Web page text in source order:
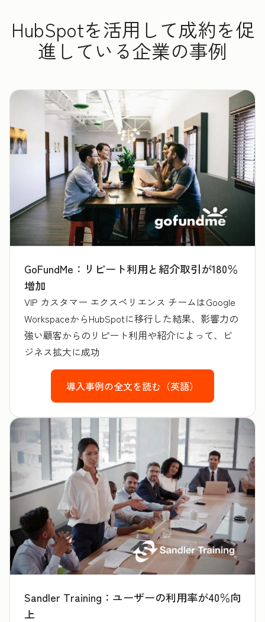
HubSpotを活用して成約を促
進している企業の事例
GoFundMe：リピート利用と紹介取引が180％
増加
VIP カスタマー エクスペリエンス チームはGoogle
WorkspaceからHubSpotに移行した結果、影響力の
強い顧客からのリピート利用や紹介によって、ビ
ジネス拡大に成功
導入事例の全文を読む（英語）
Sandler Training：ユーザーの利用率が40％向
上